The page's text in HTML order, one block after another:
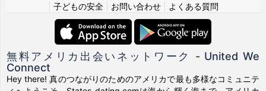
子どもの安全| お問い合わせ| よくある質問
無料アメリカ出会いネットワーク - United We
Connect
Hey there! 真のつながりのためのアメリカで最も多様なコミュニテ